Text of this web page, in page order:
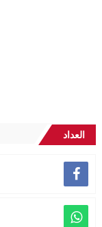
العداد